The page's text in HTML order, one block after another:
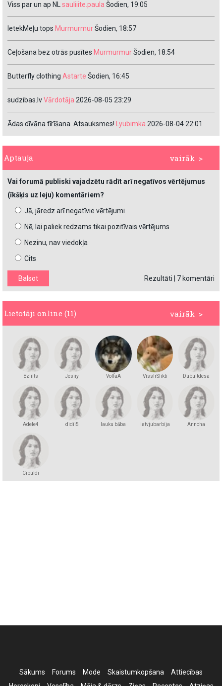
Viss par un ap NLsauliiite.paula Šodien, 19:05
IetekMeļu tops MurmurmurŠodien, 18:57
Ceļošana bez otrās pusītes MurmurmurŠodien, 18:54
Butterfly clothing Astarte Šodien, 16:45
sudzibas.lvVārdotāja 2026-08-05 23:29
Ādas dīvāna tīrīšana. Atsauksmes! Lyubimka 2026-08-04 22:01
vairāk >
Aptauja
Vai forumā publiski vajadzētu rādīt arī negatīvos vērtējumus
(īkšķis uz leju) komentāriem?
Jā, jāredz arī negatīvie vērtējumi
Nē, lai paliek redzams tikai pozitīvais vērtējums
Nezinu, nav viedokļa
Cits
Rezultāti 7 komentāri
vairāk >
Lietotāji online (11)
Eziiits Jesiiy VolfaA VissIrSlikti Dubultdesa
Adele4 didii5 lauku bāba latvjubarbija Anncha
Cibuldi
Sākums Forums Mode Skaistumkopšana
Attiecības